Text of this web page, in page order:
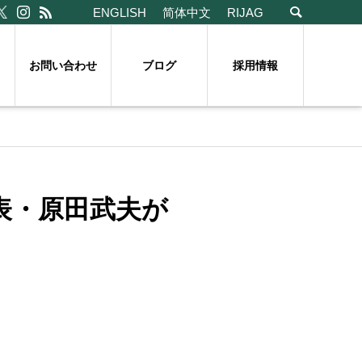
ENGLISH 简体中文 RIJAG
お問い合わせ ブログ 採用情報
原田武夫が